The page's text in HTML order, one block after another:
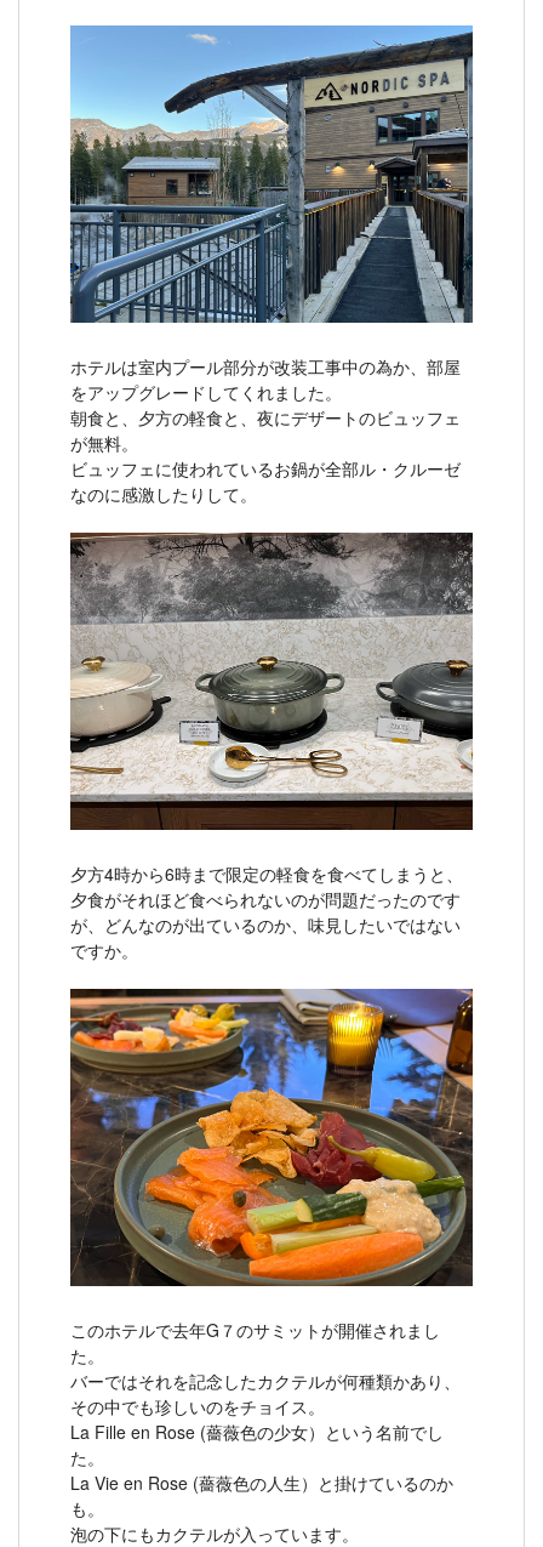
ホテルは室内プール部分が改装工事中の為か、部屋
をアップグレードしてくれました。
朝食と、夕方の軽食と、夜にデザートのビュッフェ
が無料。
ビュッフェに使われているお鍋が全部ル・クルーゼ
なのに感激したりして。
夕方4時から6時まで限定の軽食を食べてしまうと、
夕食がそれほど食べられないのが問題だったのです
が、どんなのが出ているのか、味見したいではない
ですか。
このホテルで去年G７のサミットが開催されまし
た。
バーではそれを記念したカクテルが何種類かあり、
その中でも珍しいのをチョイス。
La Fille en Rose (薔薇色の少女）という名前でし
た。
La Vie en Rose (薔薇色の人生）と掛けているのか
も。
泡の下にもカクテルが入っています。